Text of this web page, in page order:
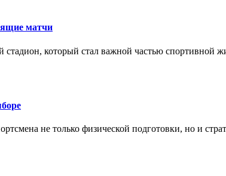
матчи
который стал важной частью спортивной
не только физической подготовки, но и